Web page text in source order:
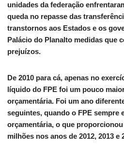
unidades da federação
queda no repasse das
transtornos aos Estados e os
Palácio do Planalto medidas que
prejuízos.
De 2010 para cá, apenas no
líquido do FPE foi um pouco
orçamentária. Foi um ano
seguintes, quando o FPE sempre
orçamentária, o que
milhões nos anos de 2012, 2013 e